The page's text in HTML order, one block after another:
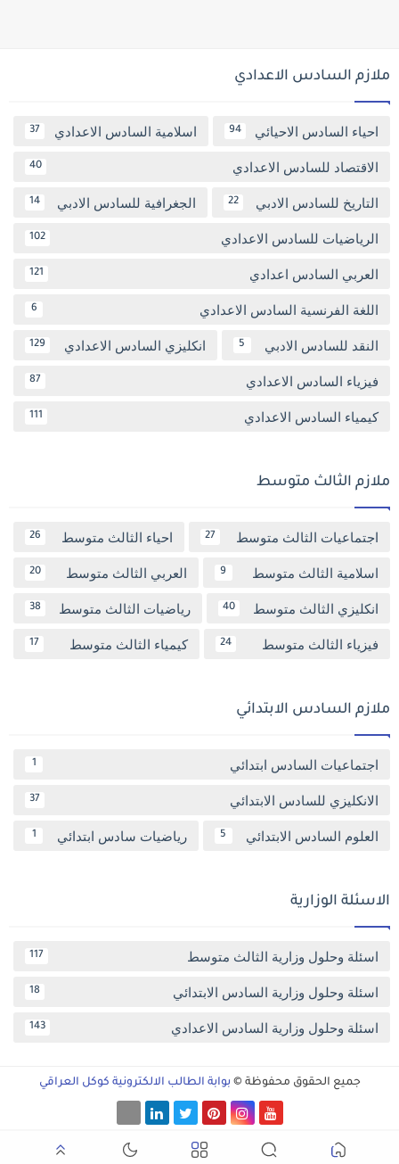
ملازم السادس الاعدادي
احياء السادس الاحيائي 94 اسلامية السادس الاعدادي 37
الاقتصاد للسادس الاعدادي 40
التاريخ للسادس الادبي 22 الجغرافية للسادس الادبي 14
الرياضيات للسادس الاعدادي 102
العربي السادس اعدادي 121
اللغة الفرنسية السادس الاعدادي 6
النقد للسادس الادبي 5 انكليزي السادس الاعدادي 129
فيزياء السادس الاعدادي 87
كيمياء السادس الاعدادي 111
ملازم الثالث متوسط
اجتماعيات الثالث متوسط 27 احياء الثالث متوسط 26
اسلامية الثالث متوسط 9 العربي الثالث متوسط 20
انكليزي الثالث متوسط 40 رياضيات الثالث متوسط 38
فيزياء الثالث متوسط 24 كيمياء الثالث متوسط 17
ملازم السادس الابتدائي
اجتماعيات السادس ابتدائي 1
الانكليزي للسادس الابتدائي 37
العلوم السادس الابتدائي 5 رياضيات سادس ابتدائي 1
الاسئلة الوزارية
اسئلة وحلول وزارية الثالث متوسط 117
اسئلة وحلول وزارية السادس الابتدائي 18
اسئلة وحلول وزارية السادس الاعدادي 143
جميع الحقوق محفوظة © بوابة الطالب الالكترونية كوكل العراقي